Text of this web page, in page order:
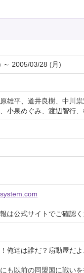
～ 2005/03/28 (月)
雄平、道井良樹、中川
小泉めぐみ、渡辺智行
は公式サイトでご確認く
俺達は誰だ？扇動屋だよ
も以前の同盟国に戦い